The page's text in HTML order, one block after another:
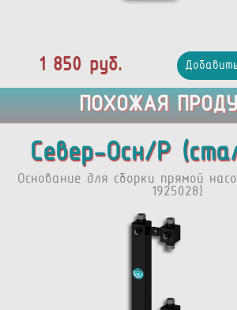
1 850 руб.
ПОХОЖАЯ
Север-Осн/Р
Основание для сборки прямой
1925028)